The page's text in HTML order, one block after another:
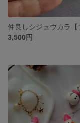
3,500円